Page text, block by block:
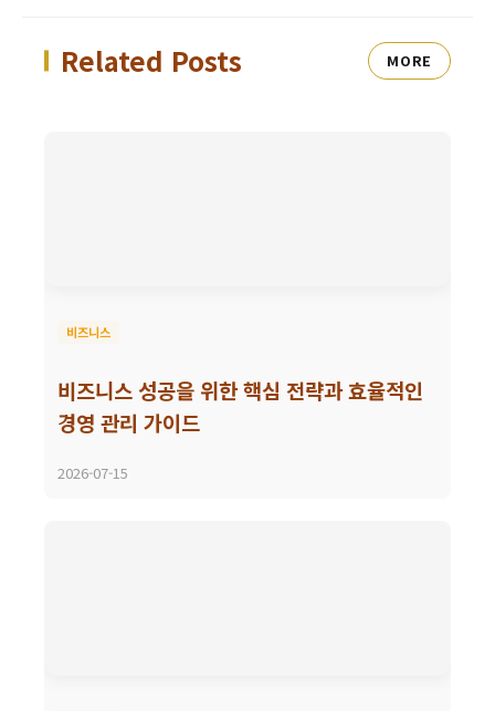
Related Posts MORE
비즈니스
비즈니스 성공을 위한 핵심 전략과 효율적인
경영 관리 가이드
2026-07-15